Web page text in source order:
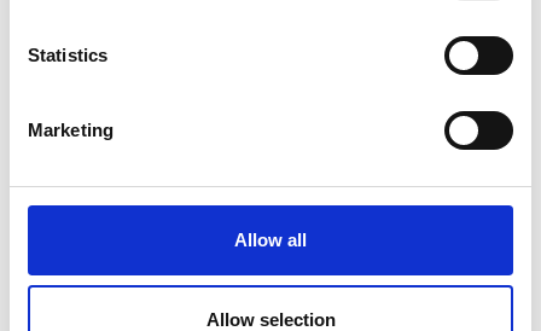
Statistics
Marketing
Allow all
Allow selection
Brunner Sangria campingstol